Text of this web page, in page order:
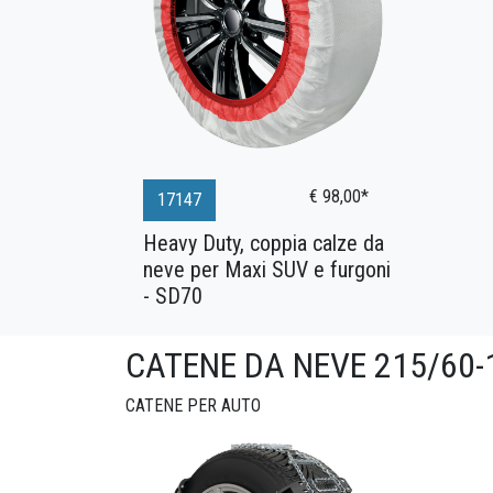
17147 € 98,00*
Heavy Duty, coppia calze da
neve per Maxi SUV e furgoni
- SD70
CATENE DA NEVE 215/
CATENE PER AUTO